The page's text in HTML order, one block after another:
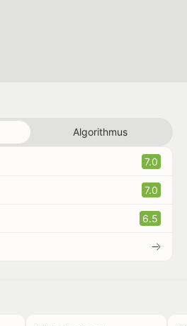
Algorithmus
7.0
7.0
6.5